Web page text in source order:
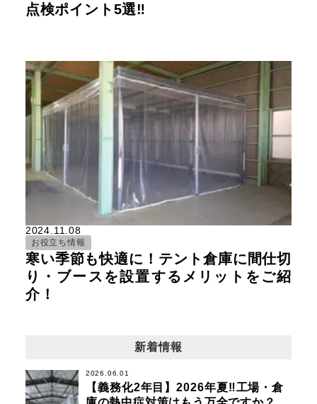
点検ポイント5選‼
2024.11.08
お役立ち情報
寒い季節も快適に！テント倉庫に間仕切
り・ブースを設置するメリットをご紹
介！
新着情報
2026.06.01
【義務化2年目】2026年夏‼工場・倉